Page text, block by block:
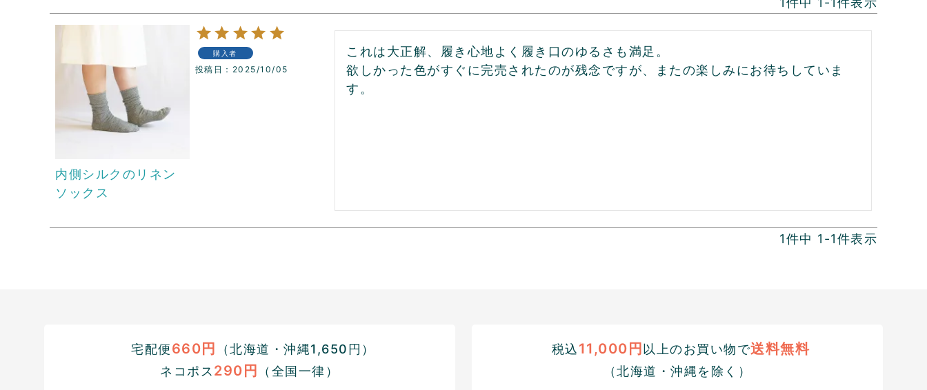
内側シルクのリネン
ソックス
購入者
投稿日 2025/10/05
これは大正解、履き心地よく履き口のゆるさも満足。
欲しかった色がすぐに完売されたのが残念ですが、またの楽しみにお待ちしていま
す。
1件中 1 -1件表示
宅配便660円
（北海道・沖縄1,650円）
ネコポス290円 （全国一律）
税込11,000円 以上のお買い物で送料無料
（北海道・沖縄を除く）